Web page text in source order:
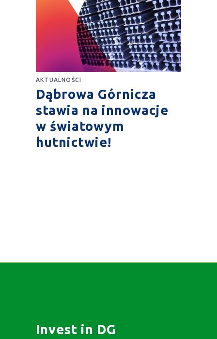
AKTUALNOŚCI
Dąbrowa Górnicza
stawia na innowacje
w światowym
hutnictwie!
Invest in DG